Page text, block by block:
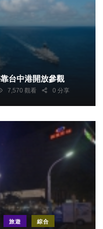
22日起 兩天停靠台中港開放參觀
7,570 觀看 0 分享
旅遊 綜合